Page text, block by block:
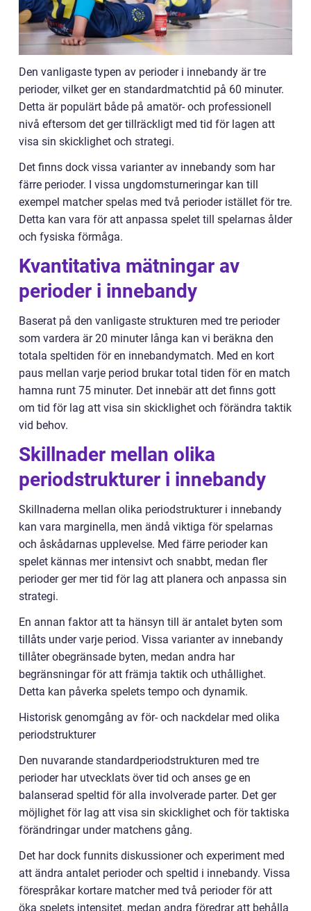
Den vanligaste typen av perioder i innebandy är tre
perioder, vilket ger en standardmatchtid på 60 minuter.
Detta är populärt både på amatör- och professionell
nivå eftersom det ger tillräckligt med tid för lagen att
visa sin skicklighet och strategi.
Det finns dock vissa varianter av innebandy som har
färre perioder. I vissa ungdomsturneringar kan till
exempel matcher spelas med två perioder istället för tre.
Detta kan vara för att anpassa spelet till spelarnas ålder
och fysiska förmåga.
Kvantitativa mätningar av
perioder i innebandy
Baserat på den vanligaste strukturen med tre perioder
som vardera är 20 minuter långa kan vi beräkna den
totala speltiden för en innebandymatch. Med en kort
paus mellan varje period brukar total tiden för en match
hamna runt 75 minuter. Det innebär att det finns gott
om tid för lag att visa sin skicklighet och förändra taktik
vid behov.
Skillnader mellan olika
periodstrukturer i innebandy
Skillnaderna mellan olika periodstrukturer i innebandy
kan vara marginella, men ändå viktiga för spelarnas
och åskådarnas upplevelse. Med färre perioder kan
spelet kännas mer intensivt och snabbt, medan fler
perioder ger mer tid för lag att planera och anpassa sin
strategi.
En annan faktor att ta hänsyn till är antalet byten som
tillåts under varje period. Vissa varianter av innebandy
tillåter obegränsade byten, medan andra har
begränsningar för att främja taktik och uthållighet.
Detta kan påverka spelets tempo och dynamik.
Historisk genomgång av för- och nackdelar med olika
periodstrukturer
Den nuvarande standardperiodstrukturen med tre
perioder har utvecklats över tid och anses ge en
balanserad speltid för alla involverade parter. Det ger
möjlighet för lag att visa sin skicklighet och för taktiska
förändringar under matchens gång.
Det har dock funnits diskussioner och experiment med
att ändra antalet perioder och speltid i innebandy. Vissa
förespråkar kortare matcher med två perioder för att
öka spelets intensitet, medan andra föredrar att behålla